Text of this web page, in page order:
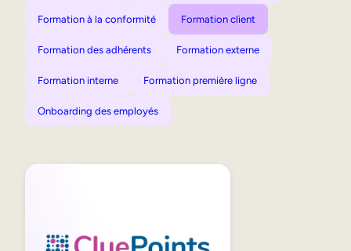
Formation à la conformité Formation client
Formation des adhérents Formation externe
Formation interne Formation première ligne
Onboarding des employés